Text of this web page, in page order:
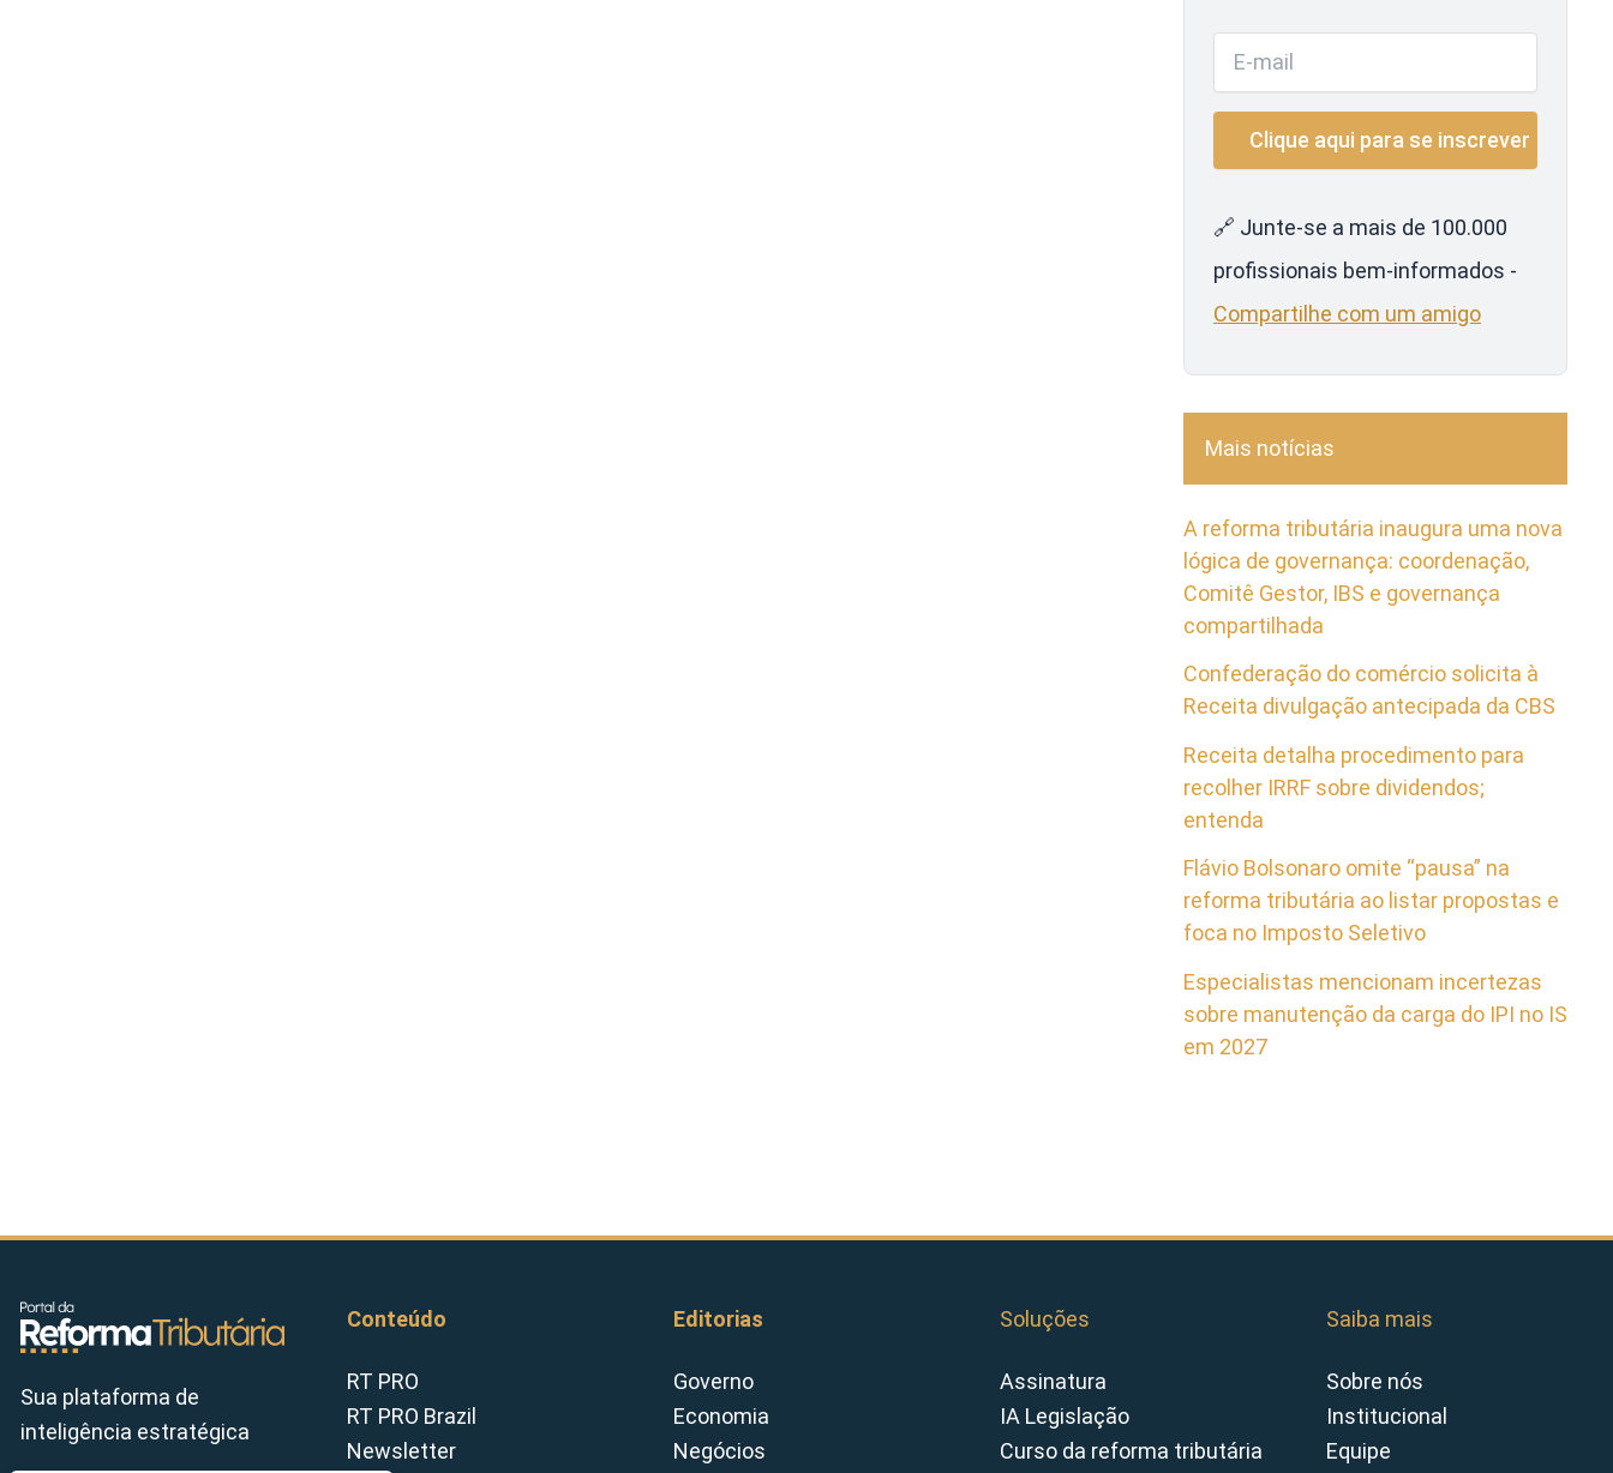
🔗 Junte-se a mais de 100.000
profissionais bem-informados -
Compartilhe com um amigo
Mais notícias
A reforma tributária inaugura uma nova
lógica de governança: coordenação,
Comitê Gestor, IBS e governança
compartilhada
Confederação do comércio solicita à
Receita divulgação antecipada da CBS
Receita detalha procedimento para
recolher IRRF sobre dividendos;
entenda
Flávio Bolsonaro omite “pausa” na
reforma tributária ao listar propostas e
foca no Imposto Seletivo
Especialistas mencionam incertezas
sobre manutenção da carga do IPI no IS
em 2027
Sua plataforma de
inteligência estratégica
Conteúdo
RT PRO
RT PRO Brazil
Newsletter
Editorias
Governo
Economia
Negócios
Soluções
Assinatura
IA Legislação
Curso da reforma tributária
Saiba mais
Sobre nós
Institucional
Equipe